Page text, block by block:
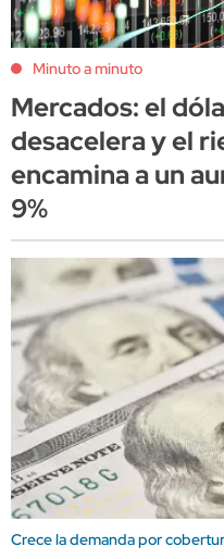
Minuto a minuto
Mercados: el
desacelera y el
encamina a un
9%
Crece la demanda por